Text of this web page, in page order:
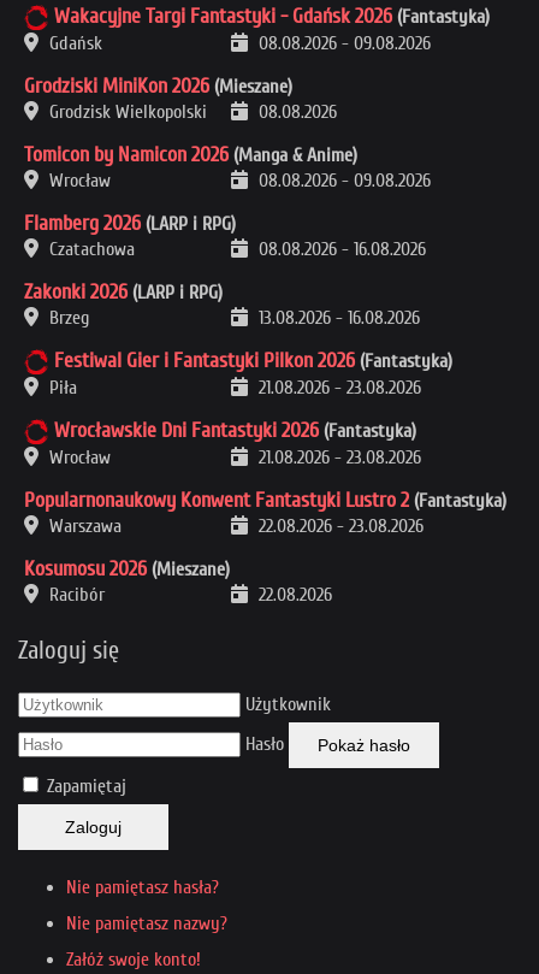
Wakacyjne Targi Fantastyki - Gdańsk 2026 (Fantastyka)
Gdańsk
08.08.2026 - 09.08.2026
Grodziski MiniKon 2026 (Mieszane)
Grodzisk Wielkopolski
08.08.2026
Tomicon by Namicon 2026 (Manga & Anime)
Wrocław
08.08.2026 - 09.08.2026
Flamberg 2026 (LARP i RPG)
Czatachowa
08.08.2026 - 16.08.2026
Zakonki 2026 (LARP i RPG)
Brzeg
13.08.2026 - 16.08.2026
Festiwal Gier i Fantastyki Pilkon 2026 (Fantastyka)
Piła
21.08.2026 - 23.08.2026
Wrocławskie Dni Fantastyki 2026 (Fantastyka)
Wrocław
21.08.2026 - 23.08.2026
Popularnonaukowy Konwent Fantastyki Lustro 2 (Fantastyka)
Warszawa
22.08.2026 - 23.08.2026
Kosumosu 2026 (Mieszane)
Racibór
22.08.2026
Zaloguj się
Użytkownik
Hasło
Pokaż hasło
Zapamiętaj
Zaloguj
Nie pamiętasz hasła?
Nie pamiętasz nazwy?
Załóż swoje konto!